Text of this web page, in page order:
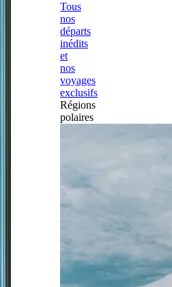
Tous
nos
départs
inédits
et
nos
voyages
exclusifs
Régions
polaires